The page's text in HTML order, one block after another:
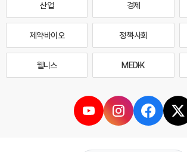
산업 경제
제약·바이오 정책·사회
웰니스 MEDI·K